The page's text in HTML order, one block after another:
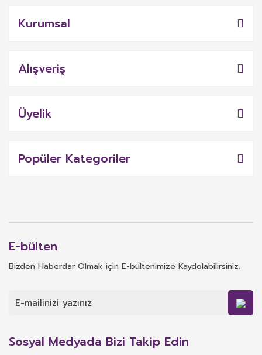
Kurumsal
Alışveriş
Üyelik
Popüler Kategoriler
E-bülten
Bizden Haberdar Olmak için E-bültenimize Kaydolabilirsiniz.
Sosyal Medyada Bizi Takip Edin